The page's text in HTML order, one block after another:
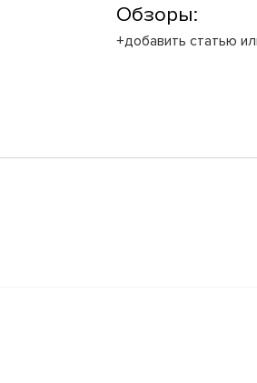
Обзоры:
+добавить статью